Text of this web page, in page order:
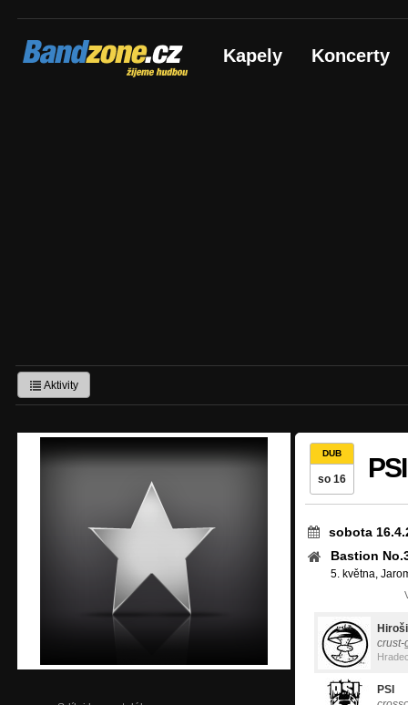
Bandzone.cz
žijeme hudbou Kapely Koncerty
Aktivity
DUB
so 16
sobota
Bastion
5. května,
crust-
PSI